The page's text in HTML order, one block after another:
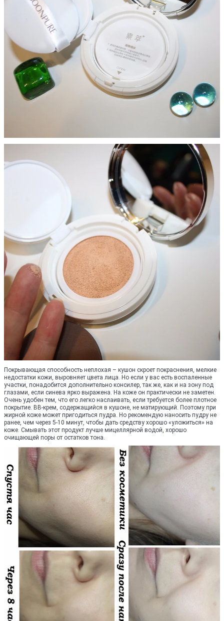
Покрывающая способность неплохая – кушон скроет покраснения, мелкие
недостатки кожи, выровняет цвета лица. Но если у вас есть воспаленные
участки, понадобится дополнительно консилер, так же, как и на зону под
глазами, если синева ярко выражена. На коже он практически не заметен.
Очень удобен тем, что его легко наслаивать, если требуется более плотное
покрытие. BB-крем, содержащийся в кушоне, не матирующий. Поэтому при
жирной коже может пригодиться пудра. Но рекомендую наносить пудру не
ранее, чем через 5-10 минут, чтобы дать средству хорошо «уложиться» на
коже. Смывать этот продукт лучше мицеллярной водой, хорошо
очищающей поры от остатков тона.